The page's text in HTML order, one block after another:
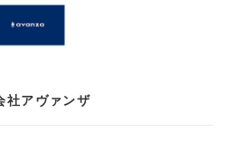
社アヴァンザ